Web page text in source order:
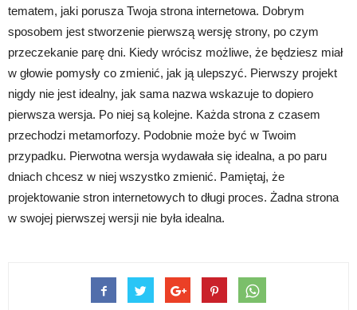
tematem, jaki porusza Twoja strona internetowa. Dobrym
sposobem jest stworzenie pierwszą wersję strony, po czym
przeczekanie parę dni. Kiedy wrócisz możliwe, że będziesz miał
w głowie pomysły co zmienić, jak ją ulepszyć. Pierwszy projekt
nigdy nie jest idealny, jak sama nazwa wskazuje to dopiero
pierwsza wersja. Po niej są kolejne. Każda strona z czasem
przechodzi metamorfozy. Podobnie może być w Twoim
przypadku. Pierwotna wersja wydawała się idealna, a po paru
dniach chcesz w niej wszystko zmienić. Pamiętaj, że
projektowanie stron internetowych to długi proces. Żadna strona
w swojej pierwszej wersji nie była idealna.